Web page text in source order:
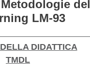
del
LM-93
DIDATTICA
TMDL